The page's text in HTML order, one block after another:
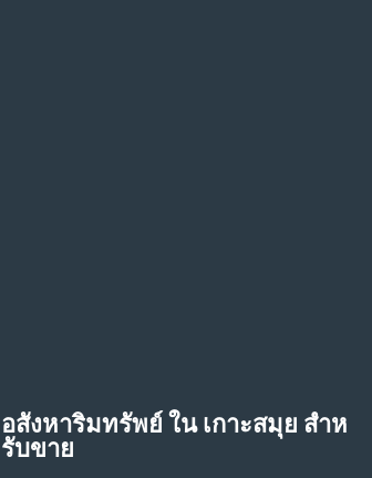
อสังหาริมทรัพย์ ใน เกาะสมุย สําห
รับขาย